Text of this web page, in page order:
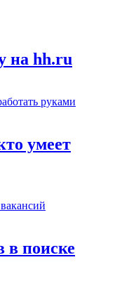
на hh.ru
умеет
в поиске